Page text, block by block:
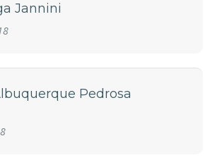
Jannini
Pedrosa